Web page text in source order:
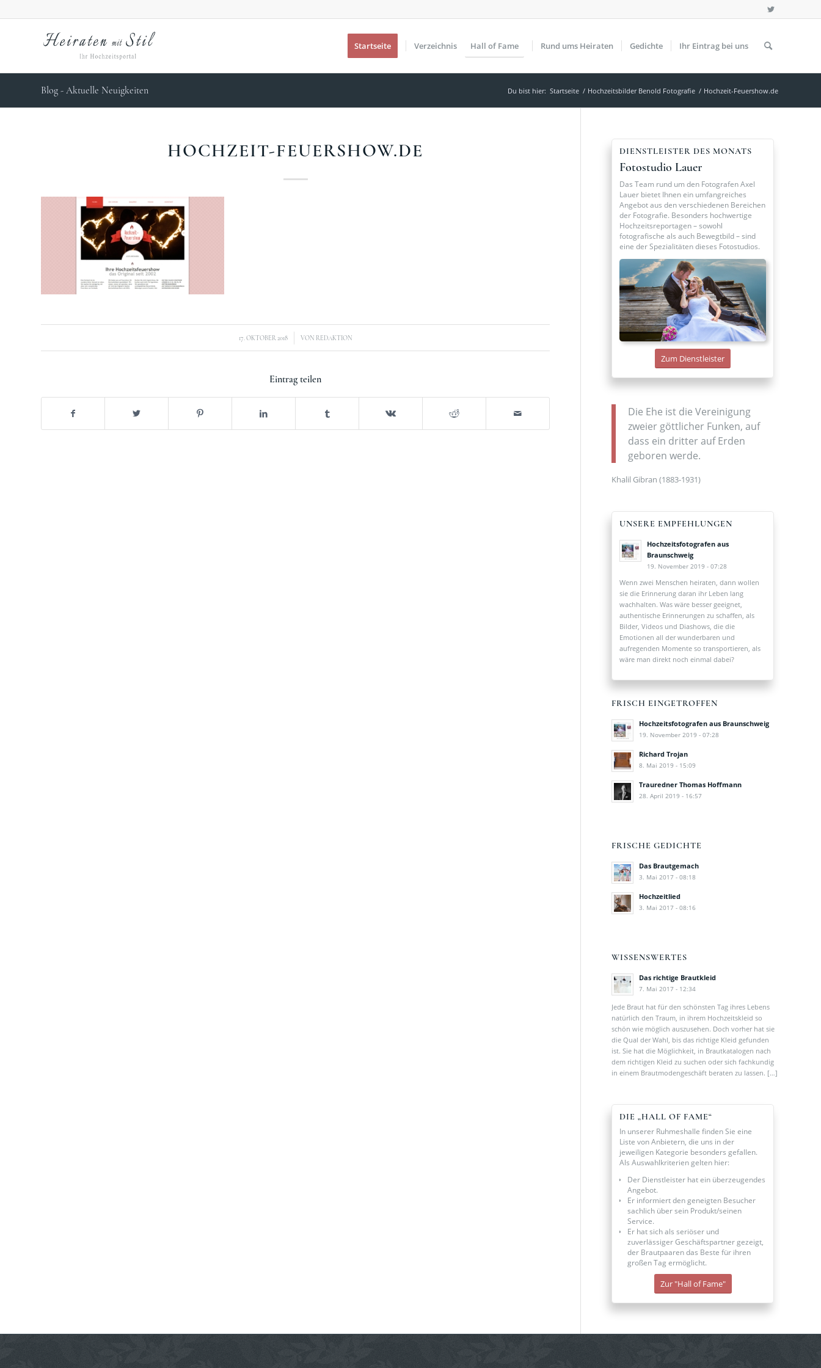
Startseite Verzeichnis Hall of Fame Rund ums Heiraten Gedichte Ihr Eintrag bei uns
Blog - Aktuelle Neuigkeiten Du bist hier: Startseite / Hochzeitsbilder Benold Fotografie / Hochzeit-Feuershow.de
HOCHZEIT-FEUERSHOW.DE
17. OKTOBER 2018
/ VON REDAKTION
Eintrag teilen
DIENSTLEISTER DES MONATS
Fotostudio Lauer
Das Team rund um den Fotografen Axel
Lauer bietet Ihnen ein umfangreiches
Angebot aus den verschiedenen Bereichen
der Fotografie. Besonders hochwertige
Hochzeitsreportagen – sowohl
fotografische als auch Bewegtbild – sind
eine der Spezialitäten dieses Fotostudios.
Zum Dienstleister
Die Ehe ist die Vereinigung
zweier göttlicher Funken, auf
dass ein dritter auf Erden
geboren werde.
Khalil Gibran (1883-1931)
UNSERE EMPFEHLUNGEN
Hochzeitsfotografen aus
Braunschweig
19. November 2019 - 07:28
Wenn zwei Menschen heiraten, dann wollen
sie die Erinnerung daran ihr Leben lang
wachhalten. Was wäre besser geeignet,
authentische Erinnerungen zu schaffen, als
Bilder, Videos und Diashows, die die
Emotionen all der wunderbaren und
aufregenden Momente so transportieren, als
wäre man direkt noch einmal dabei?
FRISCH EINGETROFFEN
Hochzeitsfotografen aus Braunschweig
19. November 2019 - 07:28
Richard Trojan
8. Mai 2019 - 15:09
Trauredner Thomas Hoffmann
28. April 2019 - 16:57
FRISCHE GEDICHTE
Das Brautgemach
3. Mai 2017 - 08:18
Hochzeitlied
3. Mai 2017 - 08:16
WISSENSWERTES
Das richtige Brautkleid
7. Mai 2017 - 12:34
Jede Braut hat für den schönsten Tag ihres Lebens
natürlich den Traum, in ihrem Hochzeitskleid so
schön wie möglich auszusehen. Doch vorher hat sie
die Qual der Wahl, bis das richtige Kleid gefunden
ist. Sie hat die Möglichkeit, in Brautkatalogen nach
dem richtigen Kleid zu suchen oder sich fachkundig
in einem Brautmodengeschäft beraten zu lassen. […]
DIE „HALL OF FAME“
In unserer Ruhmeshalle finden Sie eine
Liste von Anbietern, die uns in der
jeweiligen Kategorie besonders gefallen.
Als Auswahlkriterien gelten hier:
Der Dienstleister hat ein überzeugendes
Angebot.
Er informiert den geneigten Besucher
sachlich über sein Produkt/seinen
Service.
Er hat sich als seriöser und
zuverlässiger Geschäftspartner gezeigt,
der Brautpaaren das Beste für ihren
großen Tag ermöglicht.
Zur "Hall of Fame"